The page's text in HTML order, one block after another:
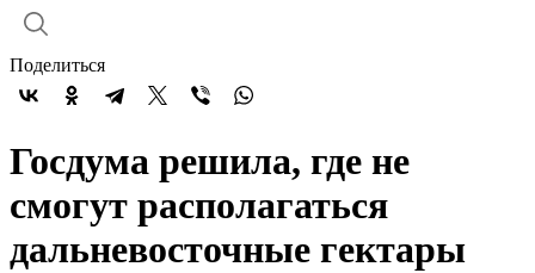
Поделиться
Госдума решила, где не
смогут располагаться
дальневосточные гектары